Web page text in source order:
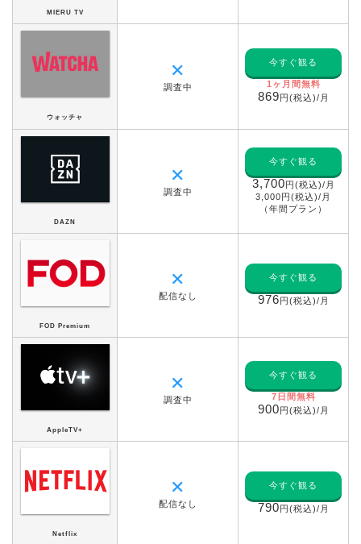
MIERU TV
ウォッチャ
✕
調査中
今すぐ観る
1ヶ月間無料
869円(税込)/月
DAZN
✕
調査中
今すぐ観る
3,700円(税込)/月
3,000円(税込)/月
（年間プラン）
FOD Premium
✕
配信なし
今すぐ観る
976円(税込)/月
AppleTV+
✕
調査中
今すぐ観る
7日間無料
900円(税込)/月
Netflix
✕
配信なし
今すぐ観る
790円(税込)/月